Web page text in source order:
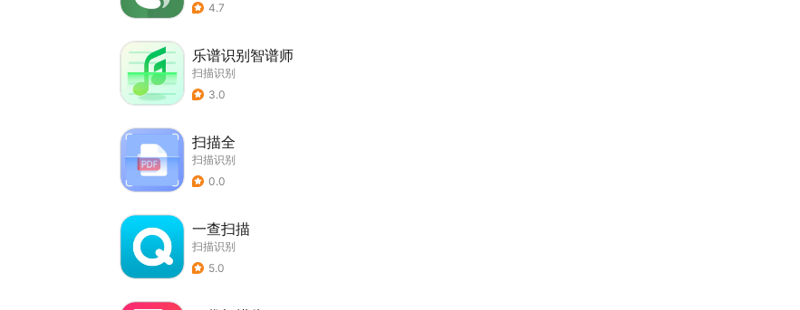
4.7
乐谱识别智谱师
扫描识别
3.0
扫描全
扫描识别
0.0
一查扫描
扫描识别
5.0